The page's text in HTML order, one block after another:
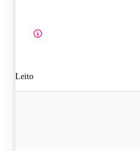
Leito